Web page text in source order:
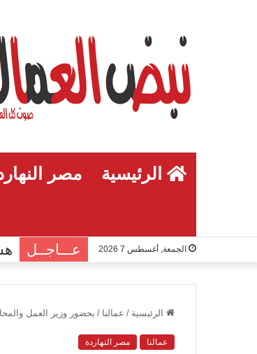
الرئيسية مصر
الجمعة, أغسطس 7 2026 عـــاجــل
الرئيسية / عمالنا / بحضور وزير العمل والمحافظ
عمالنا مصر النهاردة